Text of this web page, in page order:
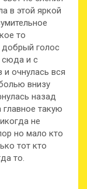
в этой яркой
то
добрый голос
и с
очнулась вся
внизу
назад
такую
не
но мало кто
тот кто
то.